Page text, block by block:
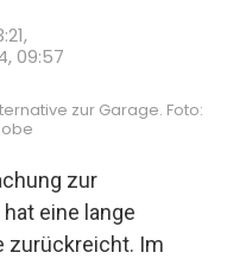
09:57
zur Garage. Foto:
zur
eine lange
zurückreicht. Im